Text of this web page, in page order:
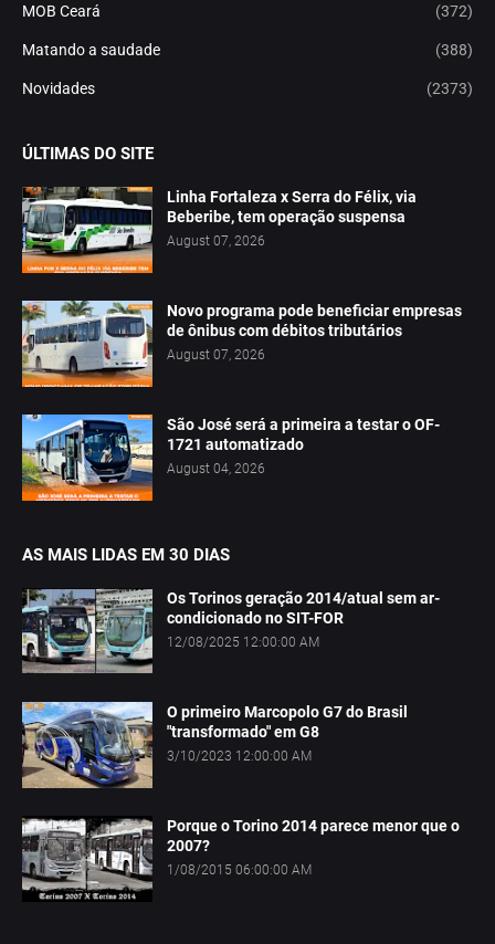
MOB Ceará (372)
Matando a saudade (388)
Novidades (2373)
ÚLTIMAS DO SITE
Linha Fortaleza x Serra do Félix, via
Beberibe, tem operação suspensa
August 07, 2026
Novo programa pode beneficiar empresas
de ônibus com débitos tributários
August 07, 2026
São José será a primeira a testar o OF-
1721 automatizado
August 04, 2026
AS MAIS LIDAS EM 30 DIAS
Os Torinos geração 2014/atual sem ar-
condicionado no SIT-FOR
12/08/2025 12:00:00 AM
O primeiro Marcopolo G7 do Brasil
"transformado" em G8
3/10/2023 12:00:00 AM
Porque o Torino 2014 parece menor que o
2007?
1/08/2015 06:00:00 AM